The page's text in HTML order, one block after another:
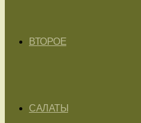
ВТОРОЕ
САЛАТЫ